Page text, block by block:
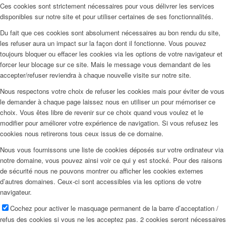
Ces cookies sont strictement nécessaires pour vous délivrer les services
disponibles sur notre site et pour utiliser certaines de ses fonctionnalités.
Du fait que ces cookies sont absolument nécessaires au bon rendu du site,
les refuser aura un impact sur la façon dont il fonctionne. Vous pouvez
toujours bloquer ou effacer les cookies via les options de votre navigateur et
forcer leur blocage sur ce site. Mais le message vous demandant de les
accepter/refuser reviendra à chaque nouvelle visite sur notre site.
Nous respectons votre choix de refuser les cookies mais pour éviter de vous
le demander à chaque page laissez nous en utiliser un pour mémoriser ce
choix. Vous êtes libre de revenir sur ce choix quand vous voulez et le
modifier pour améliorer votre expérience de navigation. Si vous refusez les
cookies nous retirerons tous ceux issus de ce domaine.
Nous vous fournissons une liste de cookies déposés sur votre ordinateur via
notre domaine, vous pouvez ainsi voir ce qui y est stocké. Pour des raisons
de sécurité nous ne pouvons montrer ou afficher les cookies externes
d’autres domaines. Ceux-ci sont accessibles via les options de votre
navigateur.
Cochez pour activer le masquage permanent de la barre d’acceptation /
refus des cookies si vous ne les acceptez pas. 2 cookies seront nécessaires